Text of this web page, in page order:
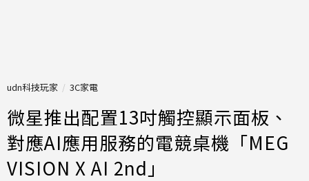
udn科技玩家 3C家電
微星推出配置13吋觸控顯示面板、
對應AI應用服務的電競桌機「MEG
VISION X AI 2nd」